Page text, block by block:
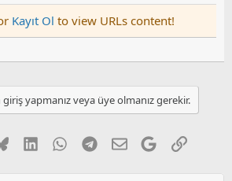
Kayıt Ol to view URLs content!
giriş yapmanız veya üye olmanız gerekir.
BlueskyLinkedInWhatsApp
Telegram
E-postaGoogleLink